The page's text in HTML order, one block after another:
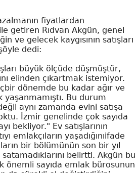
fiyatlardan
getiren Rıdvan Akgün, genel
ve gelecek kaygısının satışları
dedi:
büyük ölçüde düşmüştür,
elinden çıkartmak istemiyor.
dönemde bu kadar ağır ve
Bu durum
aynı zamanda evini satışa
İzmir genelinde çok sayıda
bekliyor." Ev satışlarının
emlakçıların yaşadığınıifade
bir bölümünün son bir yıl
belirtti. Akgün bu
önemli sayıda emlak bürosunun